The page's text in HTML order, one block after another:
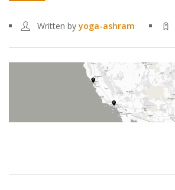
Written byyoga-ashram